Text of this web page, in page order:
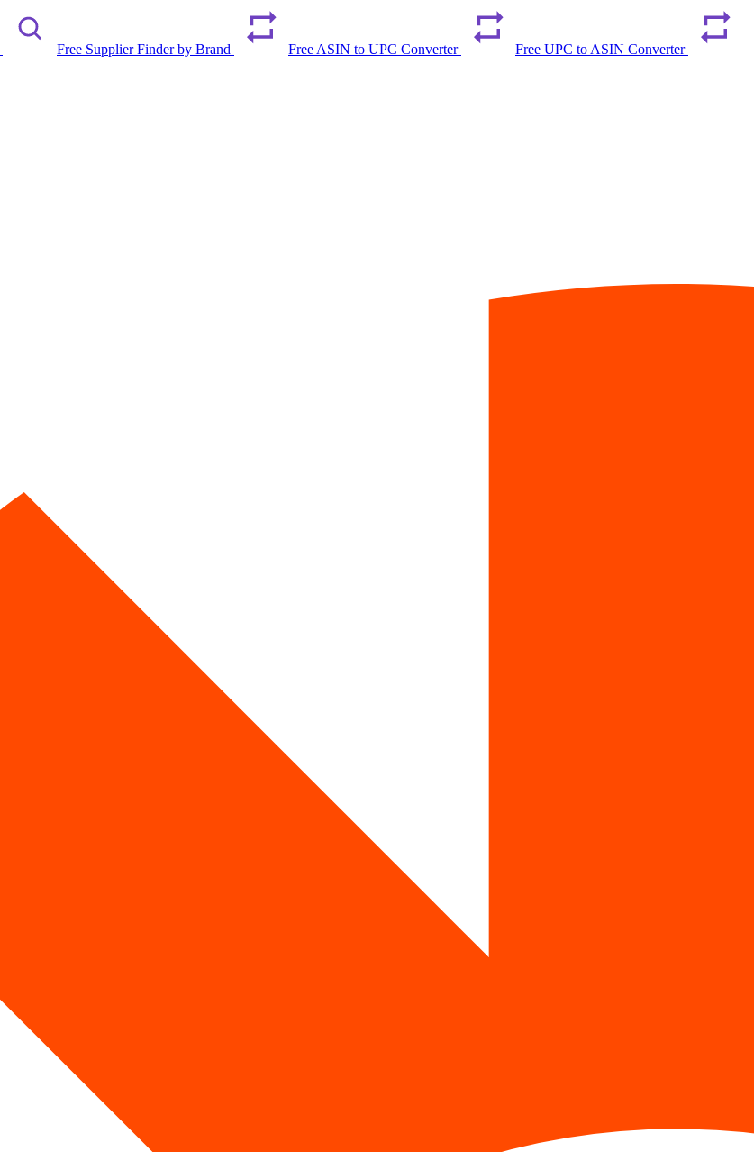
Free Supplier Finder by Brand Free ASIN to UPC Converter
Free UPC to ASIN Converter